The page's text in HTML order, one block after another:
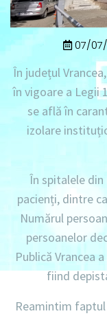
07/07/
În județul
în vigoare a Legii
se află în
izolare
În spitalele
pacienți, dintre
Numărul
persoanelor
Publică Vrancea
fiind
Reamintim